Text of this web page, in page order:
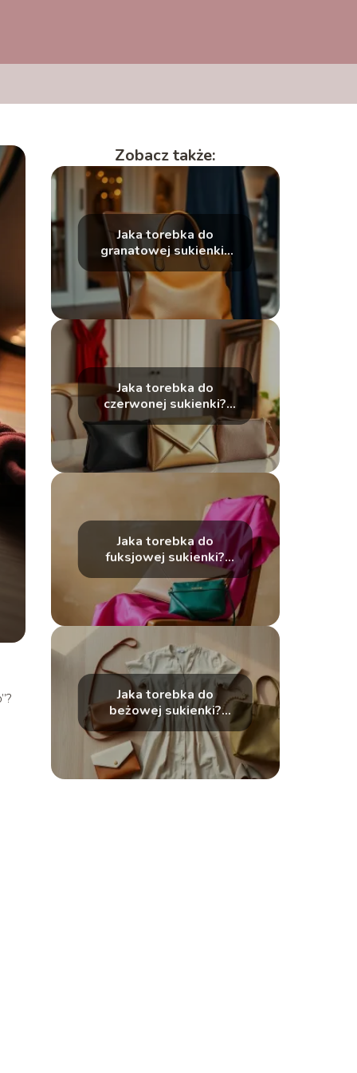
Zobacz także:
Jaka torebka do
granatowej sukienki?
Porady i stylizacje
Jaka torebka do
czerwonej sukienki?
Najlepsze propozycje
Jaka torebka do
fuksjowej sukienki?
Porady i stylizacje
Jaka torebka do
beżowej sukienki?
Porady i stylizacje